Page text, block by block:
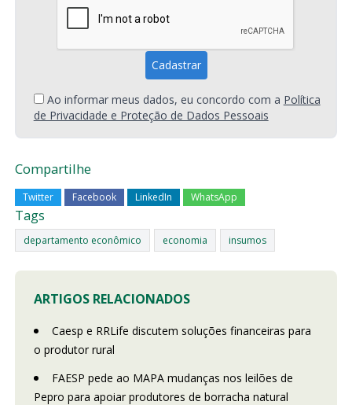
Ao informar meus dados, eu concordo com a Política
de Privacidade e Proteção de Dados Pessoais
Compartilhe
Twitter Facebook LinkedIn WhatsApp
Tags
departamento econômico economia insumos
ARTIGOS RELACIONADOS
Caesp e RRLife discutem soluções financeiras para
o produtor rural
FAESP pede ao MAPA mudanças nos leilões de
Pepro para apoiar produtores de borracha natural